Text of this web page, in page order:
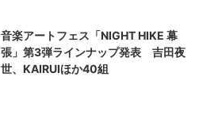
音楽アートフェス「NIGHT HIKE 幕
張」第3弾ラインナップ発表 吉田夜
世、KAIRUIほか40組